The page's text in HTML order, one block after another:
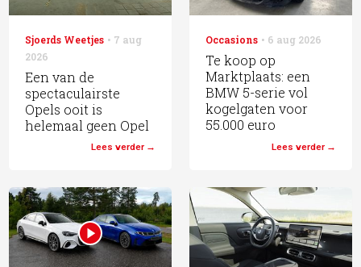
Sjoerds Weetjes
7 aug
2026
Een van de
spectaculairste
Opels ooit is
helemaal geen Opel
Lees verder
Occasions 6 aug 2026
Te koop op
Marktplaats: een
BMW 5-serie vol
kogelgaten voor
55.000 euro
Lees verder